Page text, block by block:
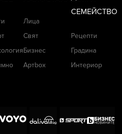
(СНИМКИ)
FACEBOOK
в INSTAGRAM
Лица
Свят
Бизнес
Артbox
СЕМЕЙСТВО
Рецепти
Градина
Интериор